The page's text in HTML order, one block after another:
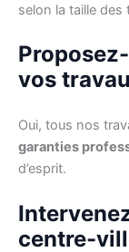
selon la taille des
vos
Oui, tous nos
garanties
d’esprit.
centre-